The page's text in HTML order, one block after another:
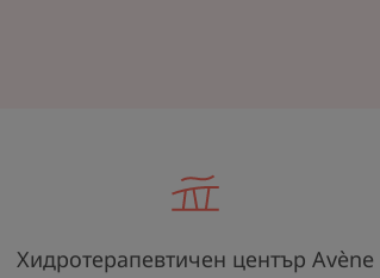
Хидротерапевтичен център Avène